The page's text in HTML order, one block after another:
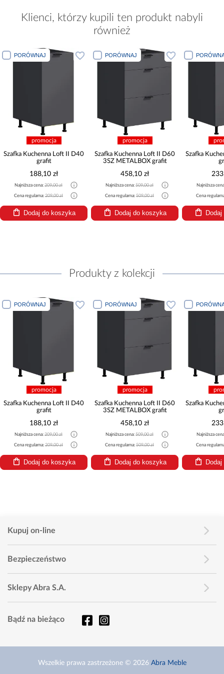
Klienci, którzy kupili ten produkt nabyli
również
PORÓWNAJ
promocja
Szafka Kuchenna Loft II D40
grafit
188,10 zł
Najniższa cena: 209,00 zł
Cena regularna: 209,00 zł
Dodaj do koszyka
PORÓWNAJ
promocja
Szafka Kuchenna Loft II D60
3SZ METALBOX grafit
458,10 zł
Najniższa cena: 509,00 zł
Cena regularna: 509,00 zł
Dodaj do koszyka
Szafka
Najniższa
Cena
Produkty z kolekcji
PORÓWNAJ
promocja
Szafka Kuchenna Loft II D40
grafit
188,10 zł
Najniższa cena: 209,00 zł
Cena regularna: 209,00 zł
Dodaj do koszyka
PORÓWNAJ
promocja
Szafka Kuchenna Loft II D60
3SZ METALBOX grafit
458,10 zł
Najniższa cena: 509,00 zł
Cena regularna: 509,00 zł
Dodaj do koszyka
Szafka
Najniższa
Cena
Kupuj on-line
Bezpieczeństwo
Sklepy Abra S.A.
Bądź na bieżąco
Wszelkie prawa zastrzeżone © 2026 Abra Meble